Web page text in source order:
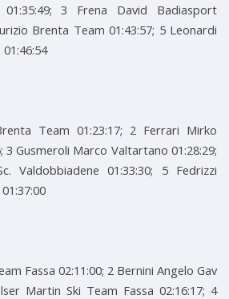
3 Frena David Badiasport
Brenta Team 01:43:57; 5 Leonardi
Team 01:23:17; 2 Ferrari Mirko
3 Gusmeroli Marco Valtartano 01:28:29;
Valdobbiadene 01:33:30; 5 Fedrizzi
Fassa 02:11:00; 2 Bernini Angelo Gav
Martin Ski Team Fassa 02:16:17; 4